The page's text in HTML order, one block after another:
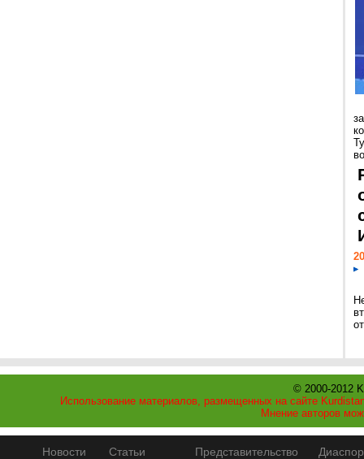
© 2000-2012
Использование материалов, размещенных на сайте
Мнение авторов
Новости Статьи Представительство